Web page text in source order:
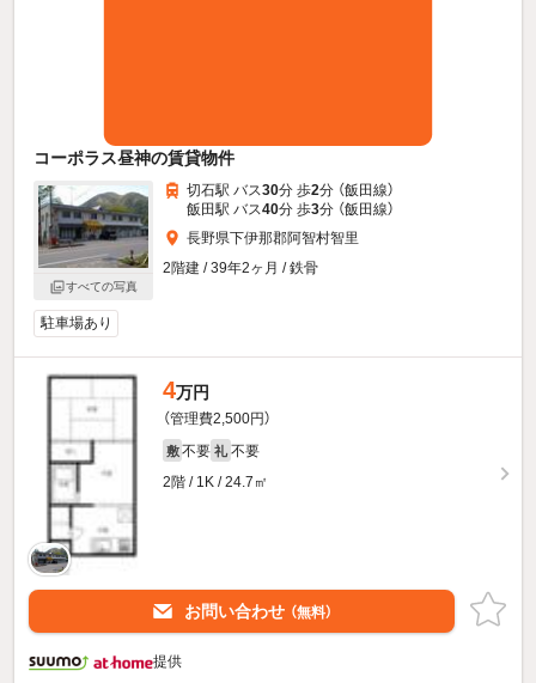
コーポラス昼神の賃貸物件
すべての写真
切石駅 バス30分 歩2分 （飯田線）
飯田駅 バス40分 歩3分 （飯田線）
長野県下伊那郡阿智村智里
2階建 / 39年2ヶ月 / 鉄骨
駐車場あり
4万円
（管理費2,500円）
敷 不要 礼 不要
2階 / 1K / 24.7㎡
お問い合わせ （無料）
提供